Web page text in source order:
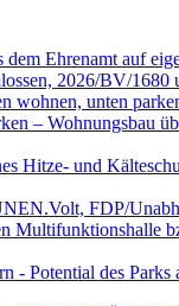
Ehrenamt auf
2026/BV/1680
unten
– Wohnungsbau
und
FDP/
Potential des